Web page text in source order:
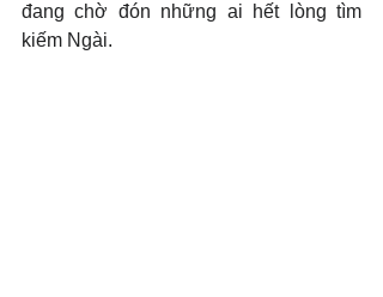
đang chờ đón những ai hết lòng tìm
kiếm Ngài.